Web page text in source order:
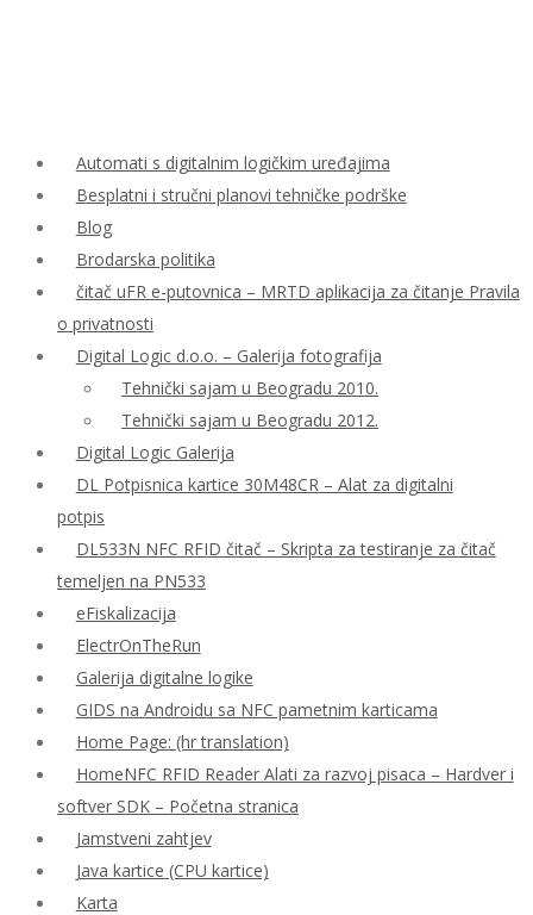
Automati s digitalnim logičkim uređajima
Besplatni i stručni planovi tehničke podrške
Blog
Brodarska politika
čitač uFR e-putovnica – MRTD aplikacija za čitanje Pravila
o privatnosti
Digital Logic d.o.o. – Galerija fotografija
Tehnički sajam u Beogradu 2010.
Tehnički sajam u Beogradu 2012.
Digital Logic Galerija
DL Potpisnica kartice 30M48CR – Alat za digitalni
potpis
DL533N NFC RFID čitač – Skripta za testiranje za čitač
temeljen na PN533
eFiskalizacija
ElectrOnTheRun
Galerija digitalne logike
GIDS na Androidu sa NFC pametnim karticama
Home Page: (hr translation)
HomeNFC RFID Reader Alati za razvoj pisaca – Hardver i
softver SDK – Početna stranica
Jamstveni zahtjev
Java kartice (CPU kartice)
Karta